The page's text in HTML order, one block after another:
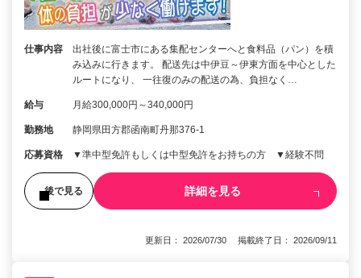
仕事内容
出社後に富士市にある集配センターへと食料品（パン）を積
み込みに行きます。 配送先は中伊豆～伊東方面を中心とした
ルートになり、 一往復のみの配送の為、負担なく…
給与 月給300,000円～340,000円
勤務地 静岡県田方郡函南町丹那376-1
応募資格 ▼準中型免許もしくは中型免許をお持ちの方 ▼経験不問
後で見る 詳細を見る
更新日： 2026/07/30 掲載終了日： 2026/09/11